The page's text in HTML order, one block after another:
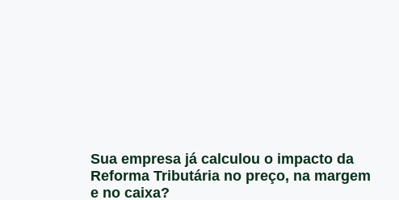
Sua empresa já calculou o impacto da
Reforma Tributária no preço, na margem
e no caixa?